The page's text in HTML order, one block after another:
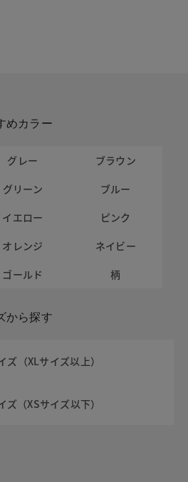
めカラー
グレー
ブラウン
グリーン
ブルー
イエロー
ピンク
オレンジ
ネイビー
ゴールド 柄
から探す
ズ（XLサイズ以上）
ズ（XSサイズ以下）